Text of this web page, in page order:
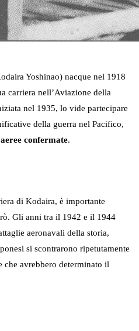
Yoshinao) nacque nel 1918
carriera nell’Aviazione della
nel 1935, lo vide partecipare
della guerra nel Pacifico,
confermate.
di Kodaira, è importante
Gli anni tra il 1942 e il 1944
aeronavali della storia,
si scontrarono ripetutamente
che avrebbero determinato il